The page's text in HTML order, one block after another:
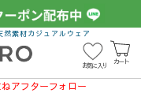
お気に入り カート
素材カジュアルウェア
アフターフォロー